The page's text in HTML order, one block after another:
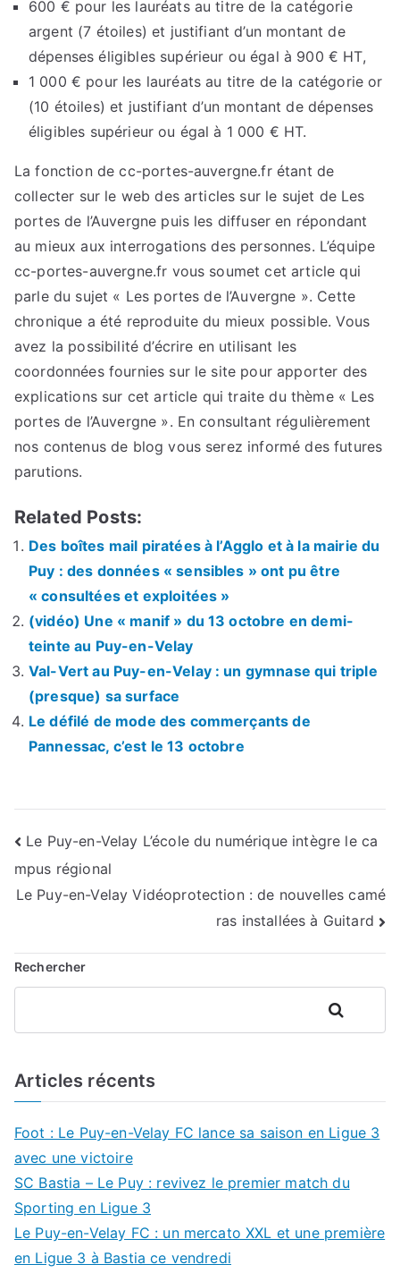
600 € pour les lauréats au titre de la catégorie
argent (7 étoiles) et justifiant d’un montant de
dépenses éligibles supérieur ou égal à 900 € HT,
1 000 € pour les lauréats au titre de la catégorie or
(10 étoiles) et justifiant d’un montant de dépenses
éligibles supérieur ou égal à 1 000 € HT.
La fonction de cc-portes-auvergne.fr étant de
collecter sur le web des articles sur le sujet de Les
portes de l’Auvergne puis les diffuser en répondant
au mieux aux interrogations des personnes. L’équipe
cc-portes-auvergne.fr vous soumet cet article qui
parle du sujet « Les portes de l’Auvergne ». Cette
chronique a été reproduite du mieux possible. Vous
avez la possibilité d’écrire en utilisant les
coordonnées fournies sur le site pour apporter des
explications sur cet article qui traite du thème « Les
portes de l’Auvergne ». En consultant régulièrement
nos contenus de blog vous serez informé des futures
parutions.
Related Posts:
Des boîtes mail piratées à l’Agglo et à la mairie du
Puy : des données « sensibles » ont pu être
« consultées et exploitées »
(vidéo) Une « manif » du 13 octobre en demi-
teinte au Puy-en-Velay
Val-Vert au Puy-en-Velay : un gymnase qui triple
(presque) sa surface
Le défilé de mode des commerçants de
Pannessac, c’est le 13 octobre
Navigation
de
Le Puy-en-Velay L’école du numérique intègre le ca
mpus régional
Le Puy-en-Velay Vidéoprotection : de nouvelles camé
ras installées à Guitard
Rechercher
Rechercher
Articles récents
Foot : Le Puy-en-Velay FC lance sa saison en Ligue 3
avec une victoire
SC Bastia – Le Puy : revivez le premier match du
Sporting en Ligue 3
Le Puy-en-Velay FC : un mercato XXL et une première
en Ligue 3 à Bastia ce vendredi